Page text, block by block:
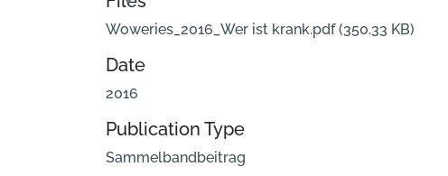
Woweries_2016_Wer ist krank.pdf(350.33 KB)
Date
2016
Publication Type
Sammelbandbeitrag